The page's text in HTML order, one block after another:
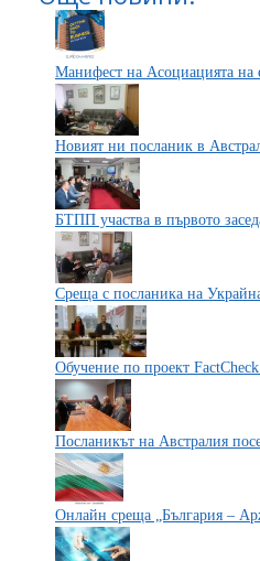
Манифест на Асоциацията на
Новият ни посланик в
БТПП участва в първото
Среща с посланика на
Обучение по проект
Посланикът на Австралия
Онлайн среща „България –